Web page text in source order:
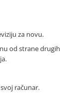
za novu.
od strane drugih
računar.